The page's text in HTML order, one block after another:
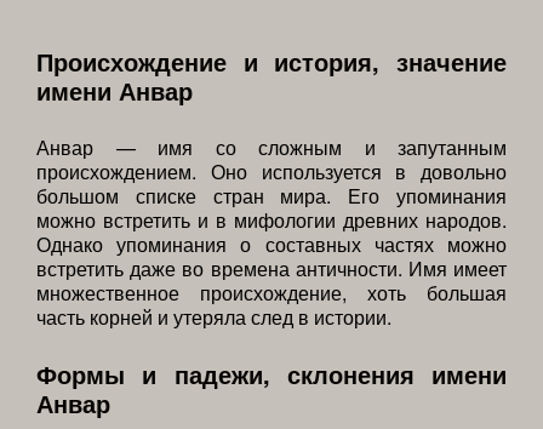
Происхождение и история, значение
имени Анвар
Анвар — имя со сложным и запутанным
происхождением. Оно используется в довольно
большом списке стран мира. Его упоминания
можно встретить и в мифологии древних народов.
Однако упоминания о составных частях можно
встретить даже во времена античности. Имя имеет
множественное происхождение, хоть большая
часть корней и утеряла след в истории.
Формы и падежи, склонения имени
Анвар